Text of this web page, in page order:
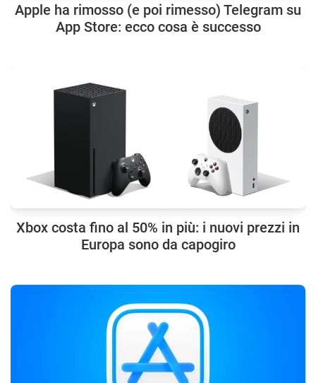
Apple ha rimosso (e poi rimesso) Telegram su
App Store: ecco cosa è successo
Xbox costa fino al 50% in più: i nuovi prezzi in
Europa sono da capogiro